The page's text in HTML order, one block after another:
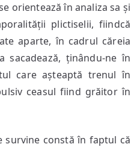
orientează în analiza sa și
plictiselii, fiindcă
aparte, în cadrul căreia
sacadează, ținându-ne în
care așteaptă trenul în
ceasul fiind grăitor în
survine constă în faptul că